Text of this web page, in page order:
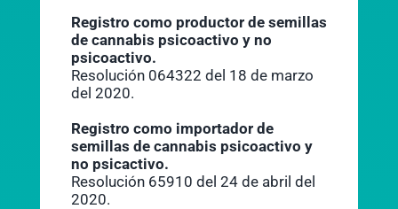
Registro como productor de semillas
de cannabis psicoactivo y no
psicoactivo.
Resolución 064322 del 18 de marzo
del 2020.
Registro como importador de
semillas de cannabis psicoactivo y
no psicactivo.
Resolución 65910 del 24 de abril del
2020.